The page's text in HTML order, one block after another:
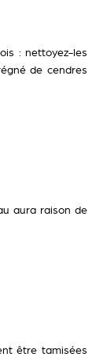
: nettoyez-les
de cendres
aura raison de
être tamisées